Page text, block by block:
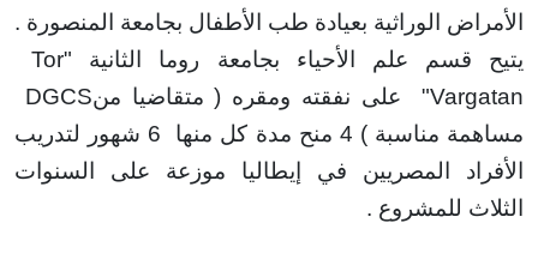
الوراثية بعيادة طب الأطفال بجامعة المنصورة .
علم الأحياء بجامعة روما الثانية "Tor
" على نفقته ومقره ( متقاضيا منDGCS
) 4 منح مدة كل منها
6 شهور لتدريب
المصريين في إيطاليا موزعة على السنوات
للمشروع .